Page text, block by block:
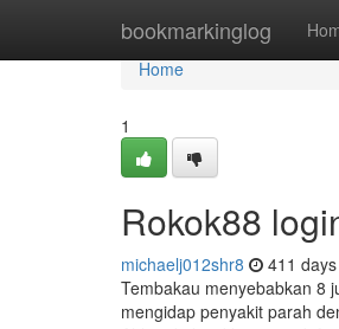
bookmarkinglog
Home
Home
1
Rokok88
michaelj012shr8 411
Tembakau menyebabkan 8
mengidap penyakit parah